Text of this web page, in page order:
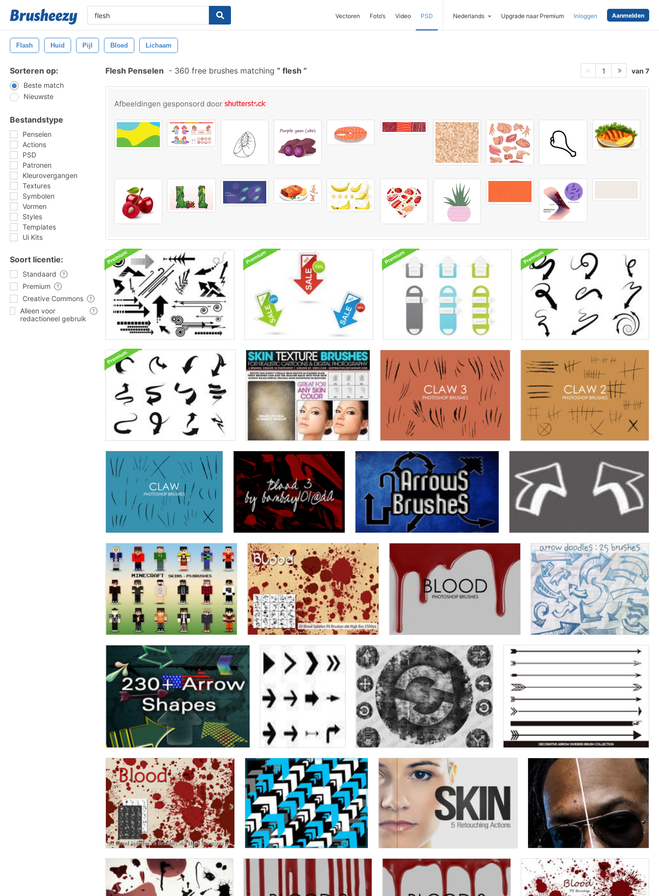
Vectoren Foto‘s Video PSD Nederlands Upgrade naar Premium Inloggen Aanmelden
Flash Huid Pijl Bloed Lichaam
Sorteren op:
Beste match
Nieuwste
Bestandstype
Penselen
Actions
PSD
Patronen
Kleurovergangen
Textures
Symbolen
Vormen
Styles
Templates
Ui Kits
Soort licentie:
Standaard
Premium
Creative Commons
Alleen voor
redactioneel gebruik
Flesh Penselen - 360 free brushes matching flesh 1 van 7
Afbeeldingen gesponsord door